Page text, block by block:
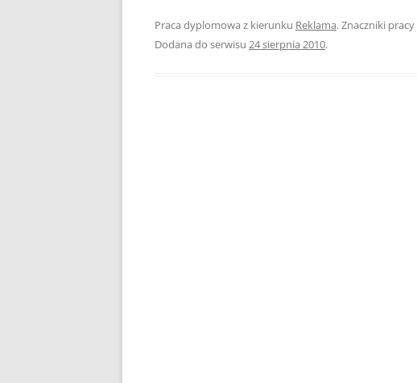
PEDAGOGIKA
Praca dyplomowa z kierunku Reklama. Znaczniki pracy
Dodana do serwisu 24 sierpnia 2010.